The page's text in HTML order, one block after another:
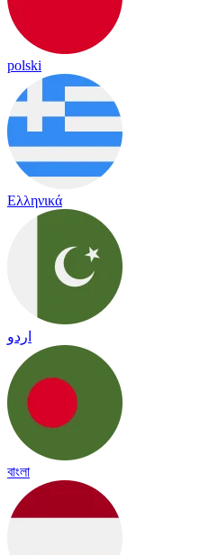
polski
Ελληνικά
اردو
বাংলা